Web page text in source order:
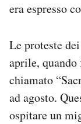
era espresso
Le proteste
aprile,
chiamato
ad agosto.
ospitare un